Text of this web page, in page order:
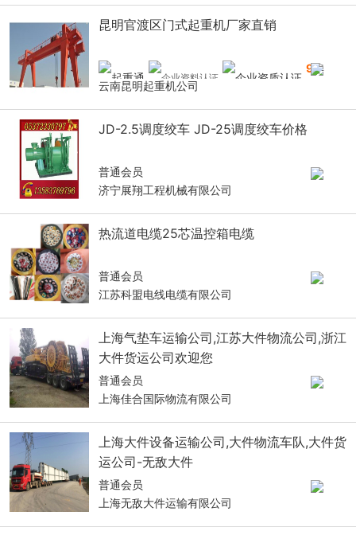
昆明官渡区门式起重机厂家直销
9年
云南昆明起重机公司
JD-2.5调度绞车 JD-25调度绞车价格
普通会员
济宁展翔工程机械有限公司
热流道电缆25芯温控箱电缆
普通会员
江苏科盟电线电缆有限公司
上海气垫车运输公司,江苏大件物流公司,浙江
大件货运公司欢迎您
普通会员
上海佳合国际物流有限公司
上海大件设备运输公司,大件物流车队,大件货
运公司-无敌大件
普通会员
上海无敌大件运输有限公司